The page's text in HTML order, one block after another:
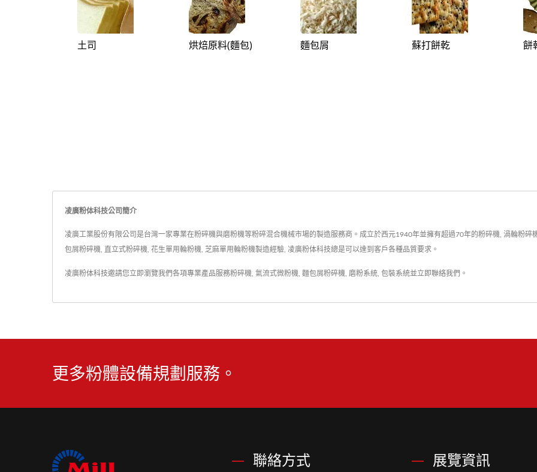
土司 烘焙原料(麵包) 麵包屑 蘇打餅乾 餅
凌廣粉体科技公司簡介
凌廣工業股份有限公司是台灣一家專業在粉碎機與磨粉機等粉碎混合機械市場的製造服務商。成立於西元1940年並擁有超過70年的粉碎機, 渦輪粉碎
包屑粉碎機, 直立式粉碎機, 花生單用輪粉機, 芝麻單用輪粉機製造經驗, 凌廣粉体科技總是可以達到客戶各種品質要求。
凌廣粉体科技邀請您立即瀏覽我們各項專業產品服務粉碎機, 氣流式微粉機, 麵包屑粉碎機, 磨粉系統, 包裝系統並立即聯絡我們 。
更多粉體設備規劃服務。
聯絡方式 展覽資訊